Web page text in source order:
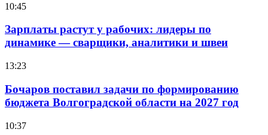
10:45
Зарплаты растут у рабочих: лидеры по
динамике — сварщики, аналитики и швеи
13:23
Бочаров поставил задачи по формированию
бюджета Волгоградской области на 2027 год
10:37